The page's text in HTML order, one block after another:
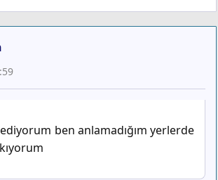
ben anlamadığım yerlerde